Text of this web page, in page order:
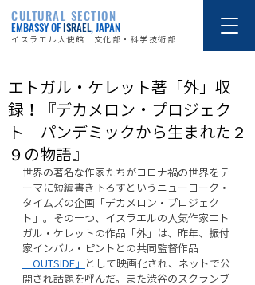
CULTURAL SECTION
EMBASSY OFISRAEL, JAPAN
イスラエル大使館 文化部・科学技術部
エトガル・ケレット著「外」収
録！『デカメロン・プロジェク
ト パンデミックから生まれた２
９の物語』
世界の著名な作家たちがコロナ禍の世界をテ
ーマに短編書き下ろすというニューヨーク・
タイムズの企画「デカメロン・プロジェク
ト」。その一つ、イスラエルの人気作家エト
ガル・ケレットの作品「外」は、昨年、振付
家インバル・ピントとの共同監督作品
「OUTSIDE」
として映画化され、ネットで公
開され話題を呼んだ。また渋谷のスクランブ